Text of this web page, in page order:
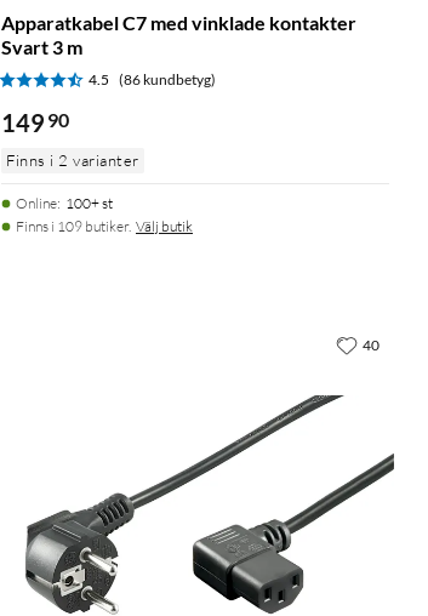
Apparatkabel C7 med vinklade kontakter
Svart 3 m
4.5 (86 kundbetyg)
149 90
Finns i 2 varianter
Online: 100+ st
Finns i 109 butiker. Välj butik
40